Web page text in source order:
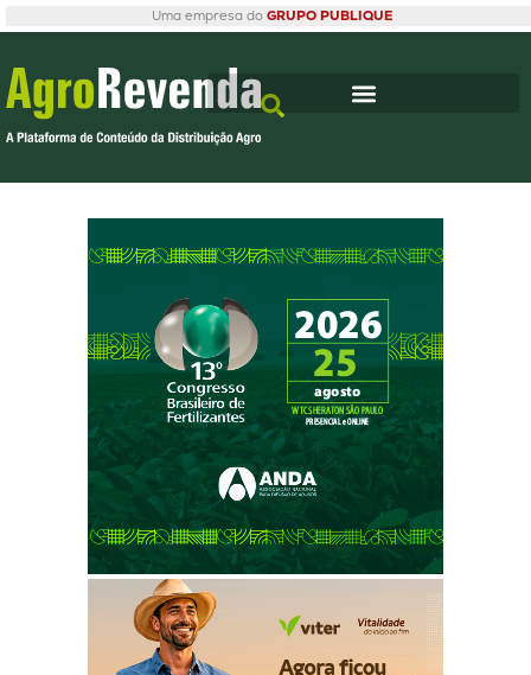
Uma empresa do GRUPO PUBLIQUE